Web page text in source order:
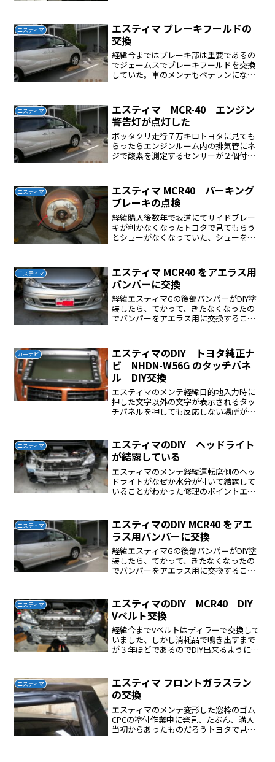
ECUは問題ありませんと言った後、トヨ
タさんがエ...
エスティマ
エスティマ ブレーキフールドの
交換
経緯今まではブレーキ部は重要であるの
でジェームスでブレーキフールドを交換
していた。車のメンテもベテランになっ
ざらないようにすることであるリザーブ
タンクに新品のフールドを...
エスティマ
エスティマ MCR-40 エンジン
警告灯が点灯した
ボッタクリ走行７万キロトヨタに見ても
らったらエンジンルーム内の排気管にネ
ジで酸素を測定するセンサーが２個付い
は26000円 高い ボッタクリ自宅に帰り
ネットで調べると自...
エスティマ
エスティマ MCR40 パーキング
ブレーキの点検
経緯購入後数年で坂道にてサイドブレー
キが利かなくなったトヨタで見てもらう
とシューがなくなっていた、シューを交
外れなかったのであきらめていたインパ
クトが弱いので外れないと...
エスティマ
エスティマ MCR40 をアエラス用
バンパーに交換
経緯エスティマGの後部バンパーがDIY塗
装したら、てかって、きたなくなったの
でバンパーをアエラス用に交換すること
けた、センサー部分の穴は自分で開け
た、あとはポン付けでO...
カーナビ
エスティマのDIY トヨタ純正ナ
ビ NHDN-W56G のタッチパネ
ル DIY交換
エスティマのメンテ経緯目的地入力時に
押した文字以外の文字が表示されるタッ
チパネルを押しても反応しない場所があ
ったが挑戦することにした交換方法ディ
ーラー トヨタカローラー...
エスティマ
エスティマのDIY ヘッドライト
が結露している
エスティマのメンテ経緯運転席側のヘッ
ドライトがなぜか水分が付いて結露して
いることがわかった修理のポイントエス
ト内に水が浸入して結露を起こしている
ヘッドライト内の水分を乾...
エスティマ
エスティマのDIY MCR40 をアエ
ラス用バンパーに交換
経緯エスティマGの後部バンパーがDIY塗
装したら、てかって、きたなくなったの
でバンパーをアエラス用に交換すること
付けた、センサー部分の穴は自分で開け
た、あとはポン付けで...
エスティマ
エスティマのDIY MCR40 DIY
Vベルト交換
経緯今までVベルトはディラーで交換して
いました、しかし消耗品で鳴き出すまで
が３年ほどであるのでDIY出来るようにし
ったポイントオルタネーターとエアコン
プレッサーは同一の...
エスティマ
エスティマ フロントガラスラン
の交換
エスティマのメンテ変形した窓枠のゴム
CPCの塗付作業中に発見、たぶん、購入
当初からあったものだろうトヨタで見積